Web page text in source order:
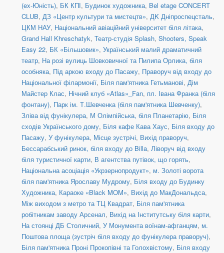
(ex-Юність), БК КПІ, Будинок художника, Bel etage CONCERT
CLUB, ДЗ «Центр культури та мистецтв», ДK Дніпроспецсталь,
ЦКМ НАУ, Національний авіаційний університет біля літака,
Grand Hall Khreschatyk, Театр-студія Splash, Shooters, Speak
Easy 22, БК «Більшовик», Український малий драматичний
театр, На розі вулиць Шовковичної та Пилипа Орлика, біля
особняка, Під аркою входу до Пасажу, Праворуч від входу до
Національної філармонії, Біля пам'ятника Гетьманові, Дім
Майстер Клас, Нічний клуб «Atlas»_Fan, пл. Івана Франка (біля
фонтану), Парк ім. Т.Шевченка (біля пам'ятника Шевченку),
Зліва від фунікулера, М Олімпійська, біля Планетарію, Біля
сходів Українського дому, Біля кафе Кава Хаус, Біля входу до
Пасажу, У фунікулера, Місце зустрічі, Вихід праворуч,
Бессарабський ринок, біля входу до Billa, Ліворуч від входу
біля туристичної карти, В агентства путівок, що горять,
Національна асоціація «Укрзернопродукт», м. Золоті ворота
біля пам'ятника Ярославу Мудрому, Біля входу до Будинку
Художника, Караоке «Black MOM», Вихід до МакДональдса,
Між виходом з метро та ТЦ Квадрат, Біля пам'ятника
робітникам заводу Арсенал, Вихід на Інститутську біля карти,
На стоянці ДБ Столичний, У Монумента воїнам-афганцям, м.
Поштова площа (зустріч біля входу до фунікулера праворуч),
Біля пам'ятника Проні Прокопівні та Голохвістому, Біля входу